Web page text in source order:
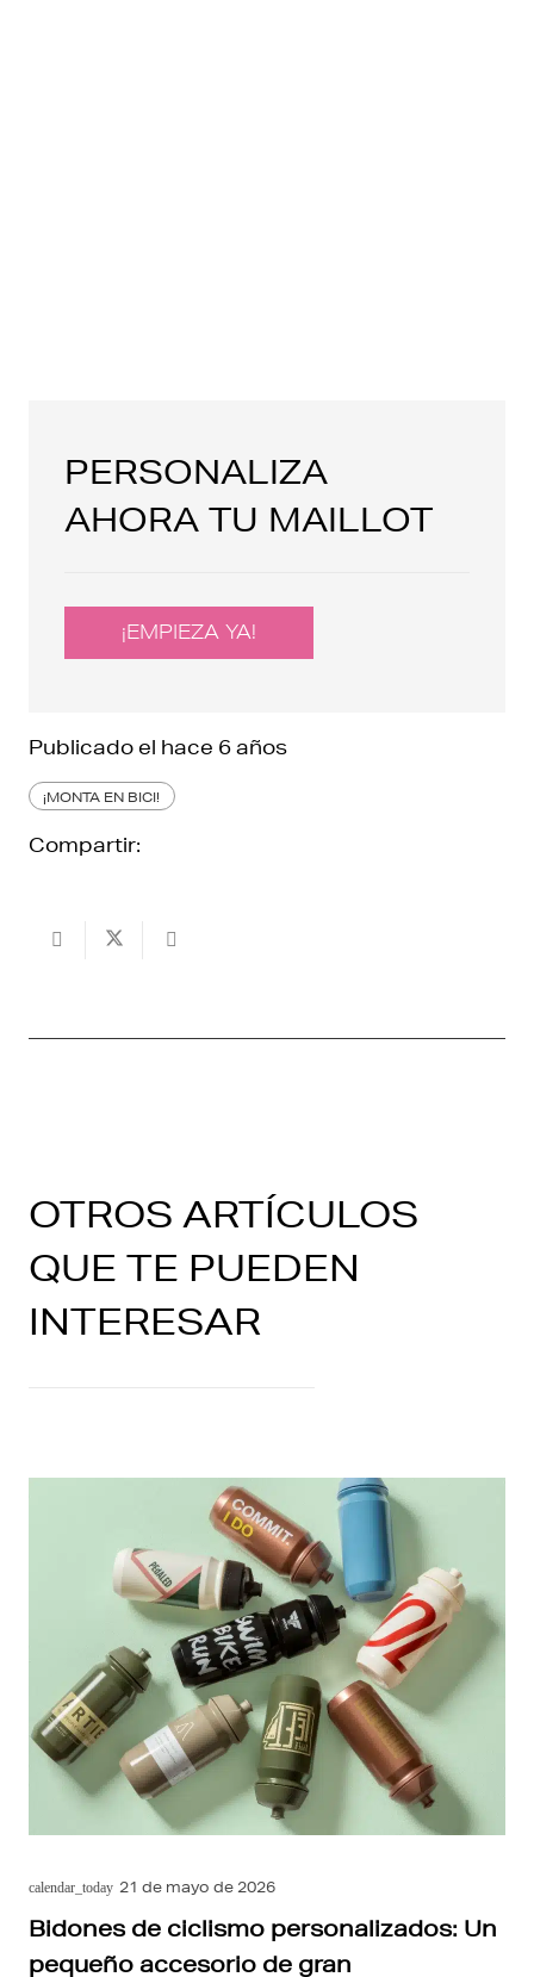
PERSONALIZA
AHORA TU MAILLOT
¡EMPIEZA YA!
Publicado el hace 6 años
¡MONTA EN BICI!
Compartir:
OTROS ARTÍCULOS
QUE TE PUEDEN
INTERESAR
calendar_today 21 de mayo de 2026
Bidones de ciclismo personalizados: Un
pequeño accesorio de gran